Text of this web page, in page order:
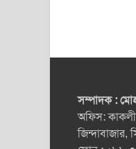
সম্পাদক :
অফিস: কাকলী
জিন্দাবাজার,